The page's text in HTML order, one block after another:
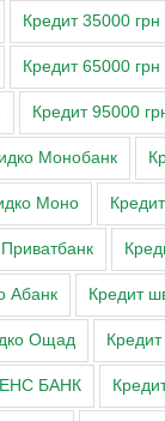
Кредит 35000 грн
Кредит 65000 грн
Кредит 95000
Монобанк
Моно
Абанк Кредит
Ощад
БАНК